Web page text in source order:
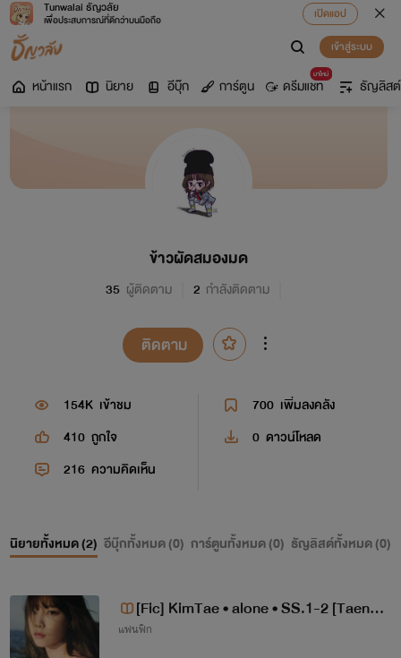
Tunwalai ธัญวลัย
เพื่อประสบการณ์ที่ดีกว่าบนมือถือ
เปิดแอป
เข้าสู่ระบบ
หน้าแรก นิยาย อีบุ๊ก การ์ตูน
มาใหม่
ดรีมแชท ธัญลิสต์
ข้าวผัดสมองมด
35 ผู้ติดตาม 2 กำลังติดตาม
ติดตาม
154K เข้าชม 700 เพิ่มลงคลัง
410 ถูกใจ 0 ดาวน์โหลด
216 ความคิดเห็น
นิยายทั้งหมด (2) อีบุ๊กทั้งหมด (0) การ์ตูนทั้งหมด (0) ธัญลิสต์ทั้งหมด (0)
[Fic] KimTae • alone • SS.1-2 [Taenys
ic] [Taeny] [Nytae] [Yuri]
แฟนฟิก